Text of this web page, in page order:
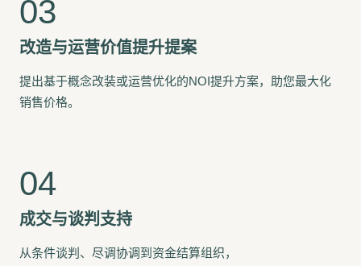
改造与运营价值提升提案
提出基于概念改装或运营优化的NOI提升方案，助您最大化
销售价格。
成交与谈判支持
从条件谈判、尽调协调到资金结算组织，